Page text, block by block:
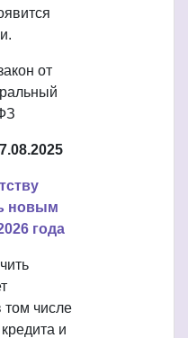
от
новым
года
том числе
и